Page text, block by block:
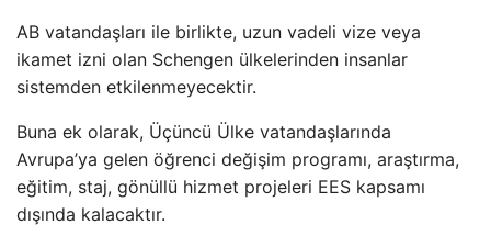
AB vatandaşları ile birlikte, uzun vadeli vize veya
ikamet izni olan Schengen ülkelerinden insanlar
sistemden etkilenmeyecektir.
Buna ek olarak, Üçüncü Ülke vatandaşlarında
Avrupa’ya gelen öğrenci değişim programı, araştırma,
eğitim, staj, gönüllü hizmet projeleri EES kapsamı
dışında kalacaktır.